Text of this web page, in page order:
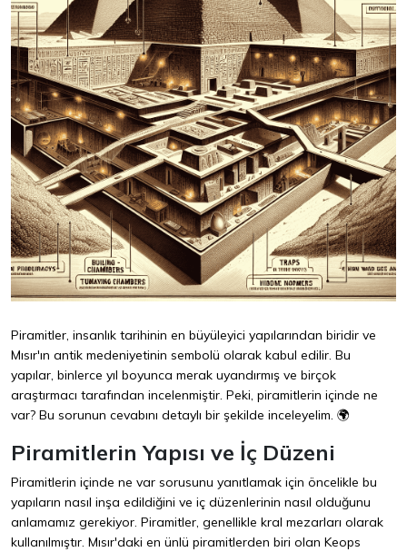
Piramitler, insanlık tarihinin en büyüleyici yapılarından biridir ve
Mısır'ın antik medeniyetinin sembolü olarak kabul edilir. Bu
yapılar, binlerce yıl boyunca merak uyandırmış ve birçok
araştırmacı tarafından incelenmiştir. Peki, piramitlerin içinde ne
var? Bu sorunun cevabını detaylı bir şekilde inceleyelim. 🌍
Piramitlerin Yapısı ve İç Düzeni
Piramitlerin içinde ne var sorusunu yanıtlamak için öncelikle bu
yapıların nasıl inşa edildiğini ve iç düzenlerinin nasıl olduğunu
anlamamız gerekiyor. Piramitler, genellikle kral mezarları olarak
kullanılmıştır. Mısır'daki en ünlü piramitlerden biri olan Keops